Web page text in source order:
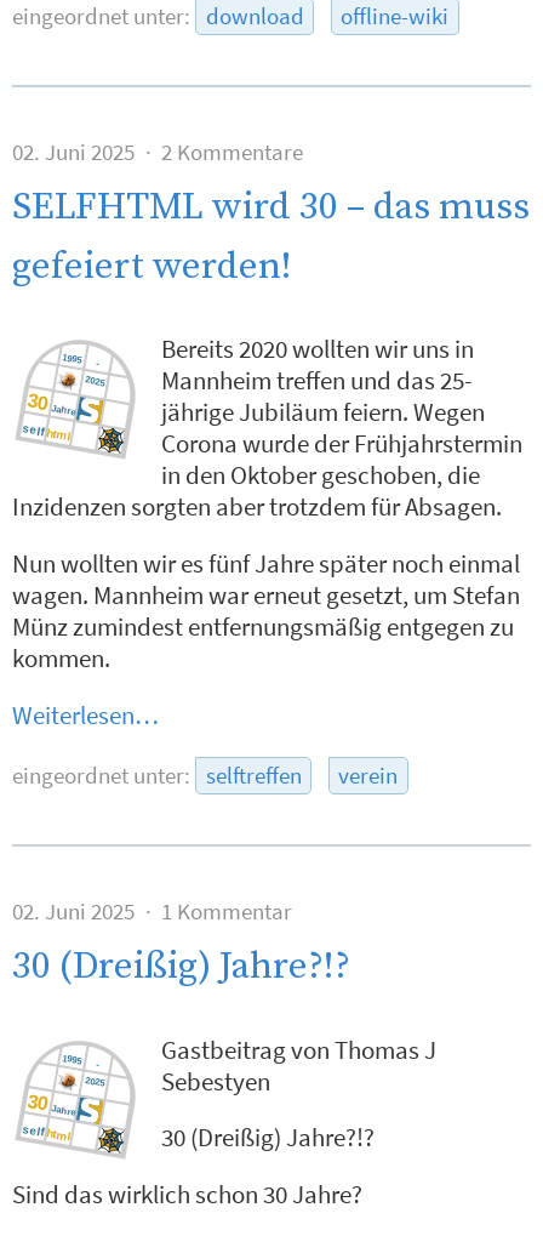
eingeordnet unter: download offline-wiki
02. Juni 2025 2 Kommentare
SELFHTML wird 30 – das muss
gefeiert werden!
Bereits 2020 wollten wir uns in
Mannheim treffen und das 25-
jährige Jubiläum feiern. Wegen
Corona wurde der Frühjahrstermin
in den Oktober geschoben, die
Inzidenzen sorgten aber trotzdem für Absagen.
Nun wollten wir es fünf Jahre später noch einmal
wagen. Mannheim war erneut gesetzt, um Stefan
Münz zumindest entfernungsmäßig entgegen zu
kommen.
Weiterlesen…
eingeordnet unter: selftreffen verein
02. Juni 2025 1 Kommentar
30 (Dreißig) Jahre?!?
Gastbeitrag von Thomas J
Sebestyen
30 (Dreißig) Jahre?!?
Sind das wirklich schon 30 Jahre?